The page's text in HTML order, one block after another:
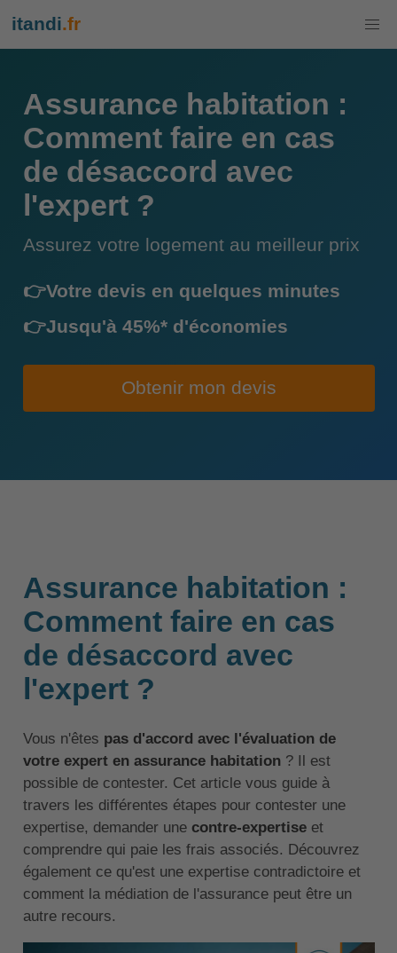
itandi.fr
Assurance habitation :
Comment faire en cas
de désaccord avec
l'expert ?
Assurez votre logement au meilleur prix
👉Votre devis en quelques minutes
👉Jusqu'à 45%* d'économies
Obtenir mon devis
Assurance habitation :
Comment faire en cas
de désaccord avec
l'expert ?
Vous n'êtes pas d'accord avec l'évaluation de
votre expert en assurance habitation ? Il est
possible de contester. Cet article vous guide à
travers les différentes étapes pour contester une
expertise, demander une contre-expertiseet
comprendre qui paie les frais associés. Découvrez
également ce qu'est une expertise contradictoire et
comment la médiation de l'assurance peut être un
autre recours.